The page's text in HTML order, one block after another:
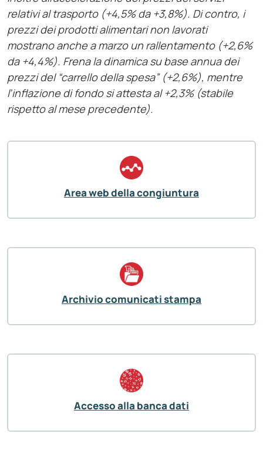
relativi al trasporto (+4,5% da +3,8%). Di contro, i
prezzi dei prodotti alimentari non lavorati
mostrano anche a marzo un rallentamento (+2,6%
da +4,4%). Frena la dinamica su base annua dei
prezzi del “carrello della spesa” (+2,6%), mentre
l’inflazione di fondo si attesta al +2,3% (stabile
rispetto al mese precedente).
Area web della congiuntura
Archivio comunicati stampa
Accesso alla banca dati